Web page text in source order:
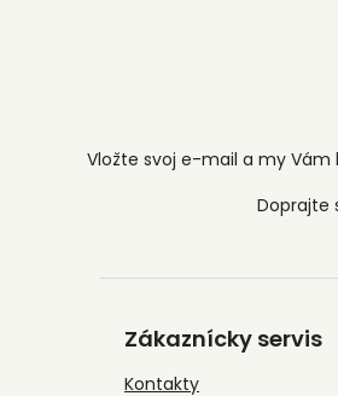
Vložte svoj e-mail a my
Zákaznícky servis
Kontakty